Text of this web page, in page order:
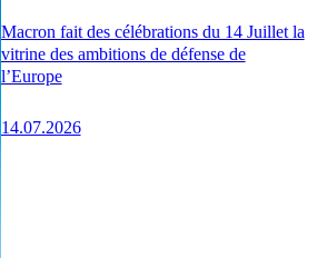
Macron fait des célébrations du 14 Juillet la
vitrine des ambitions de défense de
l’Europe
14.07.2026